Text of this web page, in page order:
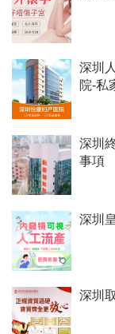
深圳
院-私
深圳
事項
深圳
深圳